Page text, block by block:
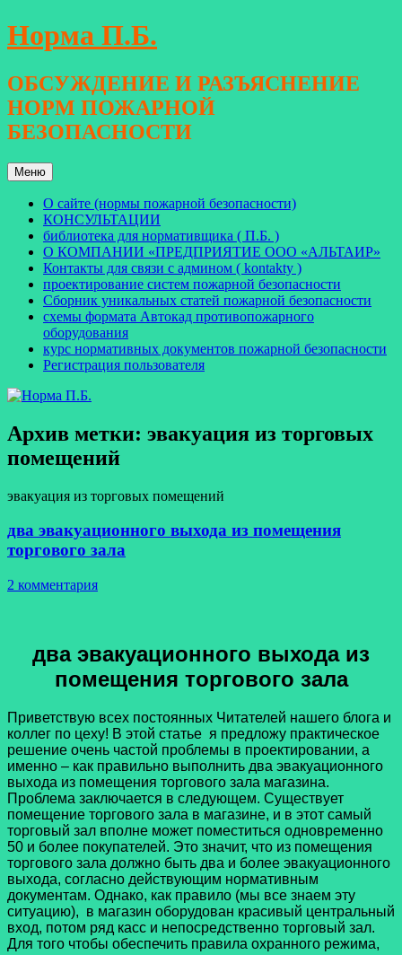
Перейти
к
Норма П.Б.
ОБСУЖДЕНИЕ И РАЗЪЯСНЕНИЕ
НОРМ ПОЖАРНОЙ
БЕЗОПАСНОСТИ
Меню
О сайте (нормы пожарной безопасности)
КОНСУЛЬТАЦИИ
библиотека для нормативщика ( П.Б. )
О КОМПАНИИ «ПРЕДПРИЯТИЕ ООО «АЛЬТАИР»
Контакты для связи с админом ( kontakty )
проектирование систем пожарной безопасности
Сборник уникальных статей пожарной безопасности
схемы формата Автокад противопожарного
оборудования
курс нормативных документов пожарной безопасности
Регистрация пользователя
Архив метки: эвакуация из торговых
помещений
эвакуация из торговых помещений
два эвакуационного выхода из помещения
торгового зала
2 комментария
два эвакуационного выхода из
помещения торгового зала
Приветствую всех постоянных Читателей нашего блога и
коллег по цеху! В этой статье я предложу практическое
решение очень частой проблемы в проектировании, а
именно – как правильно выполнить два эвакуационного
выхода из помещения торгового зала магазина.
Проблема заключается в следующем. Существует
помещение торгового зала в магазине, и в этот самый
торговый зал вполне может поместиться одновременно
50 и более покупателей. Это значит, что из помещения
торгового зала должно быть два и более эвакуационного
выхода, согласно действующим нормативным
документам. Однако, как правило (мы все знаем эту
ситуацию), в магазин оборудован красивый центральный
вход, потом ряд касс и непосредственно торговый зал.
Для того чтобы обеспечить правила охранного режима,